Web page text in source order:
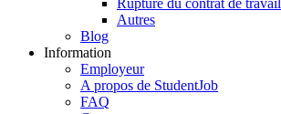
Rupture du contrat de travail
Autres
Blog
Information
Employeur
A propos de StudentJob
FAQ